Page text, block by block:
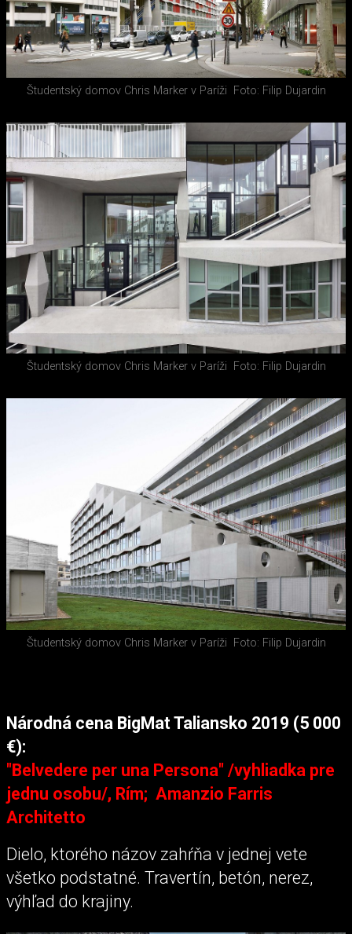
Študentský domov Chris Marker v Paríži Foto: Filip Dujardin
Študentský domov Chris Marker v Paríži Foto: Filip Dujardin
Študentský domov Chris Marker v Paríži Foto: Filip Dujardin
Národná cena BigMat Taliansko 2019 (5 000
€):
"Belvedere per una Persona" /vyhliadka pre
jednu osobu/, Rím; Amanzio Farris
Architetto
Dielo, ktorého názov zahŕňa v jednej vete
všetko podstatné. Travertín, betón, nerez,
výhľad do krajiny.